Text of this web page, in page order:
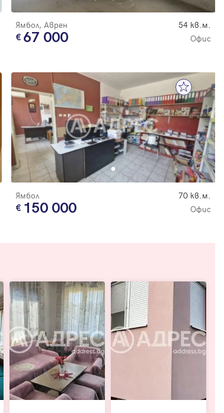
Ямбол, Аврен 54 кв.м.
67 000 Офис
Ямбол 70 кв.м.
150 000 Офис